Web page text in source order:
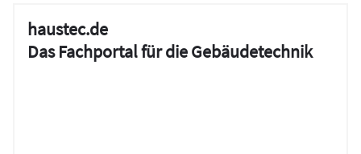
haustec.de
Das Fachportal für die Gebäudetechnik